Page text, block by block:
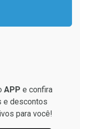
APP e confira
e descontos
para você!